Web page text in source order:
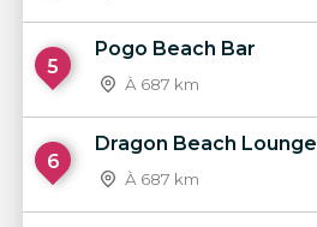
5
Pogo Beach Bar
À 687 km
6
Dragon Beach Lounge
À 687 km